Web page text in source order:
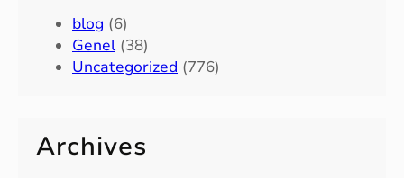
blog (6)
Genel (38)
Uncategorized (776)
Archives